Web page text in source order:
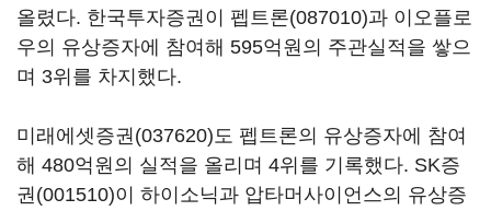
올렸다. 한국투자증권이 펩트론(087010)과 이오플로
우의 유상증자에 참여해 595억원의 주관실적을 쌓으
며 3위를 차지했다.
미래에셋증권(037620) 도 펩트론의 유상증자에 참여
해 480억원의 실적을 올리며 4위를 기록했다. SK증
권(001510)이 하이소닉과 압타머사이언스의 유상증